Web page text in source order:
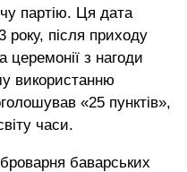
партію. Ця дата
після приходу
церемонії з нагоди
використанню
«25 пунктів»,
часи.
баварських